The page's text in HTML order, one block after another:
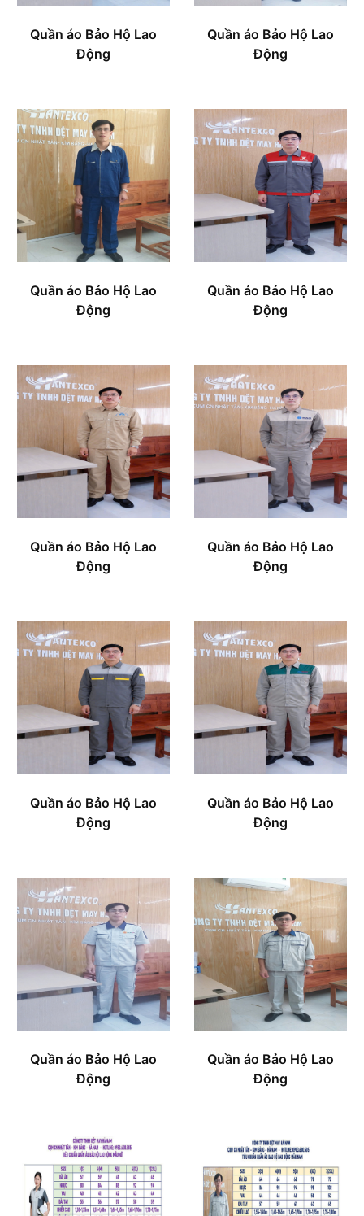
Quần áo Bảo Hộ Lao
Động
Quần áo Bảo Hộ Lao
Động
Quần áo Bảo Hộ Lao
Động
Quần áo Bảo Hộ Lao
Động
Quần áo Bảo Hộ Lao
Động
Quần áo Bảo Hộ Lao
Động
Quần áo Bảo Hộ Lao
Động
Quần áo Bảo Hộ Lao
Động
Quần áo Bảo Hộ Lao
Động
Quần áo Bảo Hộ Lao
Động